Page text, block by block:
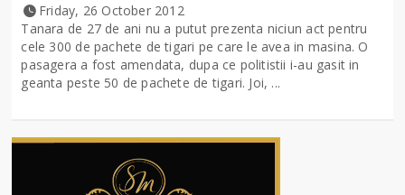
Friday, 26 October 2012
Tanara de 27 de ani nu a putut prezenta niciun act pentru
cele 300 de pachete de tigari pe care le avea in masina. O
pasagera a fost amendata, dupa ce politistii i-au gasit in
geanta peste 50 de pachete de tigari. Joi, ...